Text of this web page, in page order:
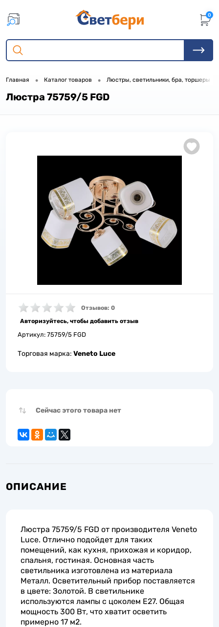
0
Главная • Каталог товаров • Люстры, светильники, бра, торшеры
Люстра 75759/5 FGD
Отзывов: 0
Авторизуйтесь, чтобы добавить отзыв
Артикул: 75759/5 FGD
Торговая марка: Veneto Luce
Сейчас этого товара нет
ОПИСАНИЕ
Люстра 75759/5 FGD от производителя Veneto
Luce. Отлично подойдет для таких
помещений, как кухня, прихожая и коридор,
спальня, гостиная. Основная часть
светильника изготовлена из материала
Металл. Осветительный прибор поставляется
в цвете: Золотой. В светильнике
используются лампы с цоколем E27. Общая
мощность 300 Вт, что хватит осветить
примерно 17 м2.